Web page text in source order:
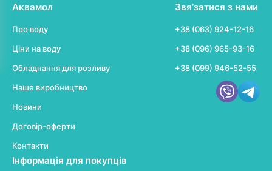
Аквамол
Про воду
Ціни на воду
Обладнання для розливу
Наше виробництво
Новини
Договір-оферти
Контакти
Інформація для покупців
Звя’затися з нами
+38 (063) 924-12-16
+38 (096) 965-93-16
+38 (099) 946-52-55